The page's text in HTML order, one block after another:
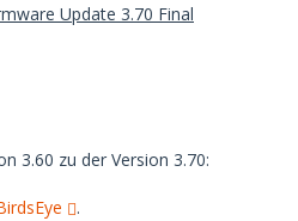
Update 3.70 Final
3.60 zu der Version 3.70:
.